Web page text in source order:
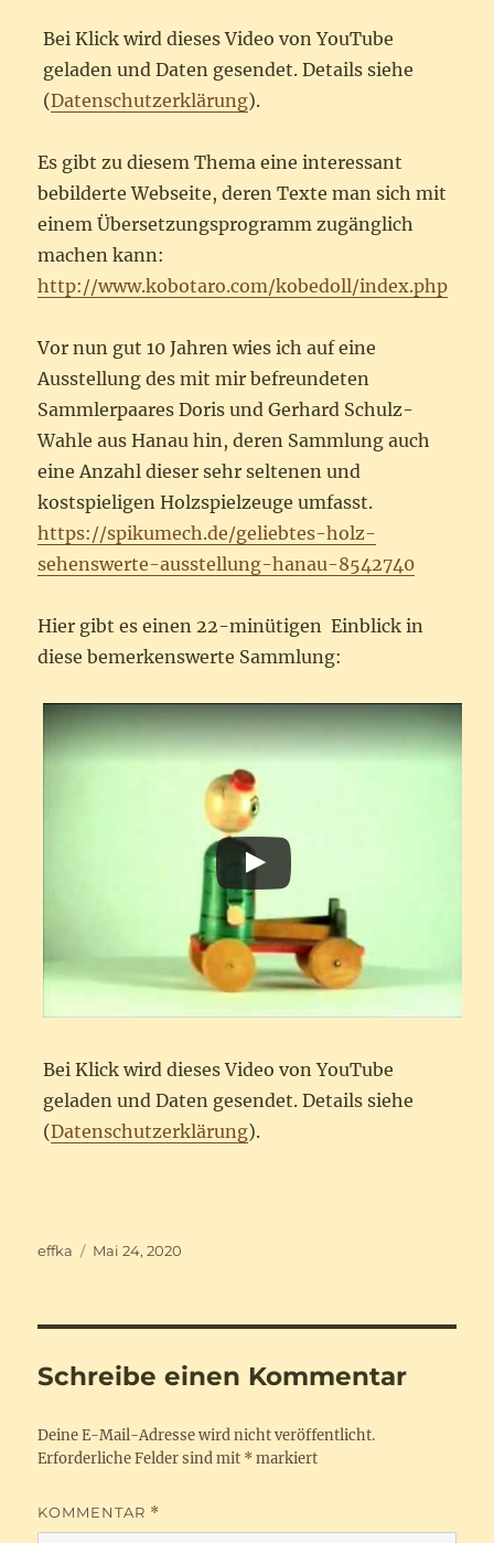
Bei Klick wird dieses Video von YouTube
geladen und Daten gesendet. Details siehe
(Datenschutzerklärung).
Es gibt zu diesem Thema eine interessant
bebilderte Webseite, deren Texte man sich mit
einem Übersetzungsprogramm zugänglich
machen kann:
http://www.kobotaro.com/kobedoll/index.php
Vor nun gut 10 Jahren wies ich auf eine
Ausstellung des mit mir befreundeten
Sammlerpaares Doris und Gerhard Schulz-
Wahle aus Hanau hin, deren Sammlung auch
eine Anzahl dieser sehr seltenen und
kostspieligen Holzspielzeuge umfasst.
https://spikumech.de/geliebtes-holz-
sehenswerte-ausstellung-hanau-8542740
Hier gibt es einen 22-minütigen Einblick in
diese bemerkenswerte Sammlung:
Bei Klick wird dieses Video von YouTube
geladen und Daten gesendet. Details siehe
(Datenschutzerklärung).
Autor
effka
Veröffentlicht
Mai 24, 2020
Schreibe einen Kommentar
Deine E-Mail-Adresse wird nicht veröffentlicht.
Erforderliche Felder sind mit * markiert
KOMMENTAR *